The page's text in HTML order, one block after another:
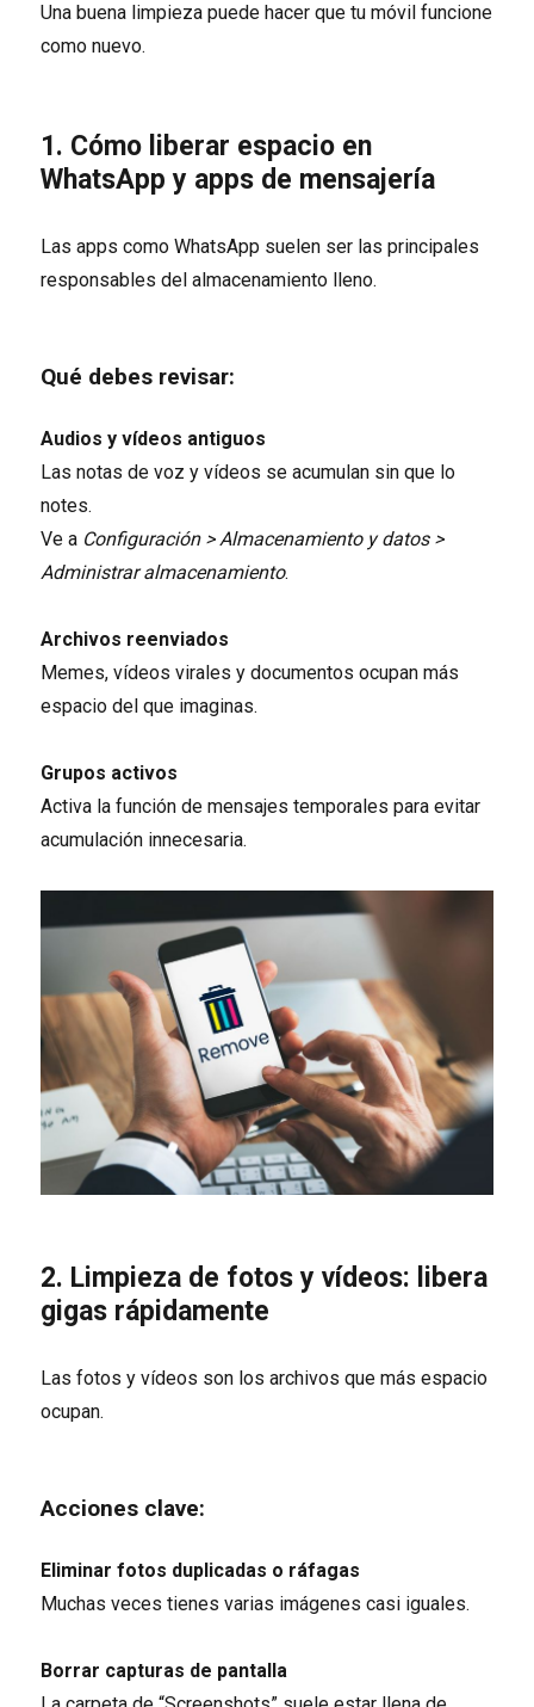
Una buena limpieza puede hacer que tu móvil funcione
como nuevo.
1. Cómo liberar espacio en
WhatsApp y apps de mensajería
Las apps como WhatsApp suelen ser las principales
responsables del almacenamiento lleno.
Qué debes revisar:
Audios y vídeos antiguos
Las notas de voz y vídeos se acumulan sin que lo
notes.
Ve a Configuración > Almacenamiento y datos >
Administrar almacenamiento.
Archivos reenviados
Memes, vídeos virales y documentos ocupan más
espacio del que imaginas.
Grupos activos
Activa la función de mensajes temporales para evitar
acumulación innecesaria.
2. Limpieza de fotos y vídeos: libera
gigas rápidamente
Las fotos y vídeos son los archivos que más espacio
ocupan.
Acciones clave:
Eliminar fotos duplicadas o ráfagas
Muchas veces tienes varias imágenes casi iguales.
Borrar capturas de pantalla